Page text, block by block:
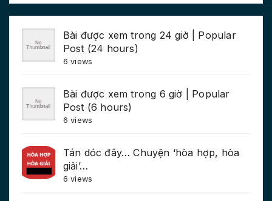
Bài được xem trong 24 giờ | Popular
Post (24 hours)
6 views
Bài được xem trong 6 giờ | Popular
Post (6 hours)
6 views
Tán dóc đây… Chuyện ‘hòa hợp, hòa
giải’…
6 views